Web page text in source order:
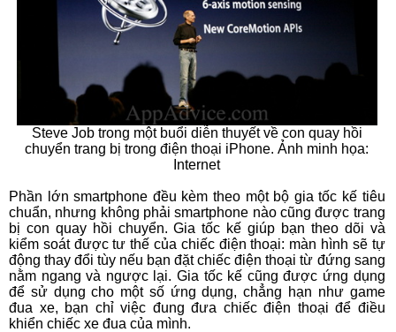
Steve Job trong một buổi diễn thuyết về con quay hồi
chuyển trang bị trong điện thoại iPhone. Ảnh minh họa:
Internet
Phần lớn smartphone đều kèm theo một bộ gia tốc kế tiêu
chuẩn, nhưng không phải smartphone nào cũng được trang
bị con quay hồi chuyển. Gia tốc kế giúp bạn theo dõi và
kiểm soát được tư thế của chiếc điện thoại: màn hình sẽ tự
động thay đổi tùy nếu bạn đặt chiếc điện thoại từ đứng sang
nằm ngang và ngược lại. Gia tốc kế cũng được ứng dụng
để sử dụng cho một số ứng dụng, chẳng hạn như game
đua xe, bạn chỉ việc đung đưa chiếc điện thoại để điều
khiển chiếc xe đua của mình.